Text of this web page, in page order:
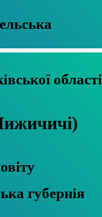
архів Харківської області
губернія